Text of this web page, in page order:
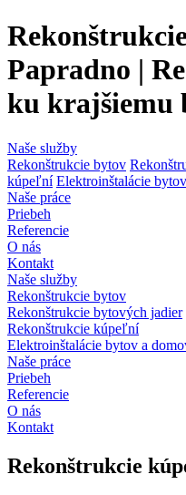
Papradno |
ku krajšiemu
Naše služby
Rekonštrukcie bytov
kúpeľní Elektroinštalácie
Naše práce
Priebeh
Referencie
O nás
Kontakt
Naše služby
Rekonštrukcie bytov
Rekonštrukcie bytových jadier
Rekonštrukcie kúpeľní
Elektroinštalácie bytov a
Naše práce
Priebeh
Referencie
O nás
Kontakt
Rekonštrukcie